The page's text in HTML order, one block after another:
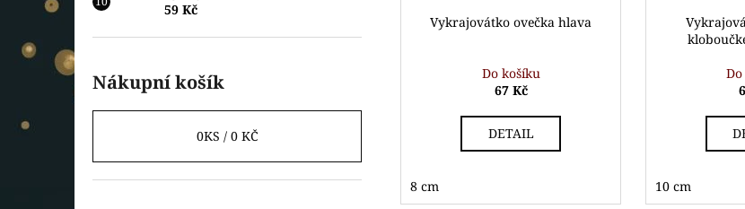
59 Kč
Nákupní košík
0KS / 0 KČ
Vykrajovátko ovečka hlava
Do košíku
67 Kč
DETAIL
8 cm 10 cm